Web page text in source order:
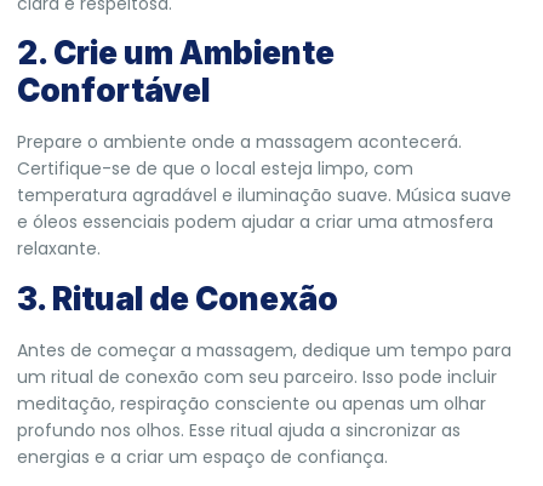
2. Crie um Ambiente
Confortável
Prepare o ambiente onde a massagem acontecerá.
Certifique-se de que o local esteja limpo, com
temperatura agradável e iluminação suave. Música suave
e óleos essenciais podem ajudar a criar uma atmosfera
relaxante.
3. Ritual de Conexão
Antes de começar a massagem, dedique um tempo para
um ritual de conexão com seu parceiro. Isso pode incluir
meditação, respiração consciente ou apenas um olhar
profundo nos olhos. Esse ritual ajuda a sincronizar as
energias e a criar um espaço de confiança.